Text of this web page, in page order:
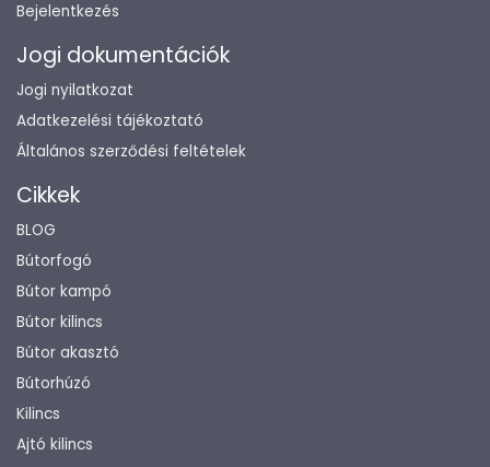
Bejelentkezés
Jogi dokumentációk
Jogi nyilatkozat
Adatkezelési tájékoztató
Általános szerződési feltételek
Cikkek
BLOG
Bútorfogó
Bútor kampó
Bútor kilincs
Bútor akasztó
Bútorhúzó
Kilincs
Ajtó kilincs